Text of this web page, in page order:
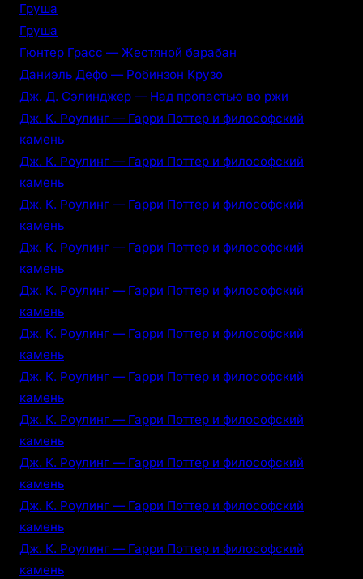
Груша
Груша
Гюнтер Грасс — Жестяной барабан
Даниэль Дефо — Робинзон Крузо
Дж. Д. Сэлинджер — Над пропастью во ржи
Дж. К. Роулинг — Гарри Поттер и философский
камень
Дж. К. Роулинг — Гарри Поттер и философский
камень
Дж. К. Роулинг — Гарри Поттер и философский
камень
Дж. К. Роулинг — Гарри Поттер и философский
камень
Дж. К. Роулинг — Гарри Поттер и философский
камень
Дж. К. Роулинг — Гарри Поттер и философский
камень
Дж. К. Роулинг — Гарри Поттер и философский
камень
Дж. К. Роулинг — Гарри Поттер и философский
камень
Дж. К. Роулинг — Гарри Поттер и философский
камень
Дж. К. Роулинг — Гарри Поттер и философский
камень
Дж. К. Роулинг — Гарри Поттер и философский
камень